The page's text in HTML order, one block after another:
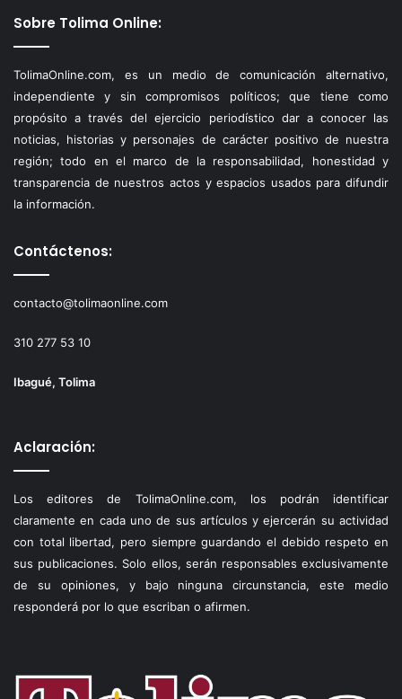
Sobre Tolima Online:
TolimaOnline.com, es un medio de comunicación alternativo,
independiente y sin compromisos políticos; que tiene como
propósito a través del ejercicio periodístico dar a conocer las
noticias, historias y personajes de carácter positivo de nuestra
región; todo en el marco de la responsabilidad, honestidad y
transparencia de nuestros actos y espacios usados para difundir
la información.
Contáctenos:
contacto@tolimaonline.com
310 277 53 10
Ibagué, Tolima
Aclaración:
Los editores de TolimaOnline.com, los podrán identificar
claramente en cada uno de sus artículos y ejercerán su actividad
con total libertad, pero siempre guardando el debido respeto en
sus publicaciones. Solo ellos, serán responsables exclusivamente
de su opiniones, y bajo ninguna circunstancia, este medio
responderá por lo que escriban o afirmen.